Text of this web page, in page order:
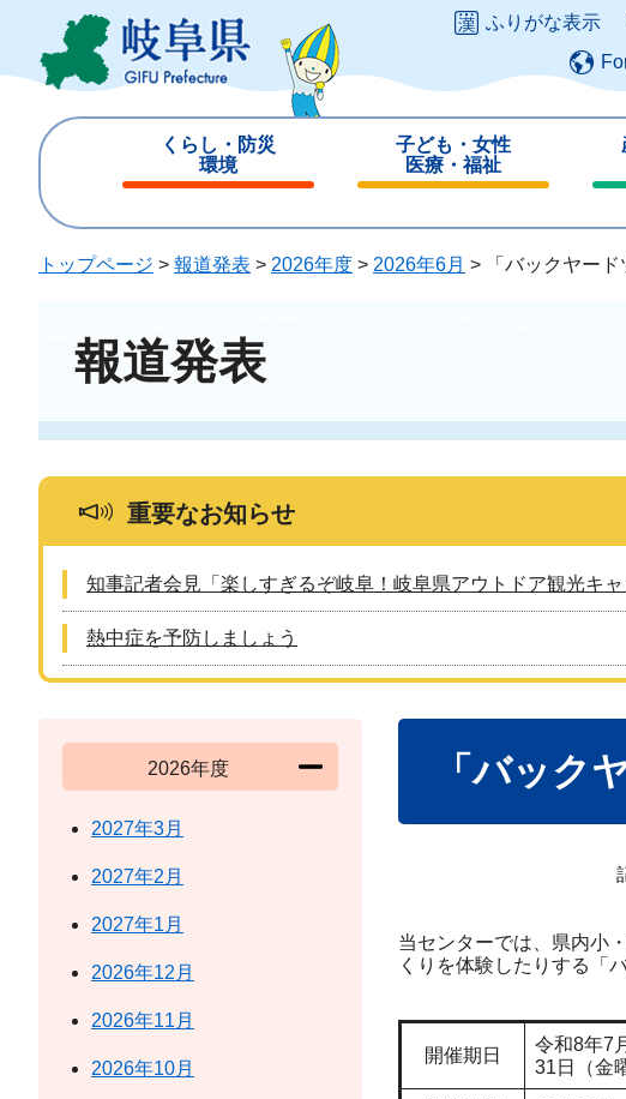
ジ
ュ
ふりがな表示
くらし・防災
環境
じ
子ども・女性
医療・福祉
じ
る
じ
る
トップページ > 報道発表 > 2026年度 > 2026年6月 > 「バックヤー
報道発表
重要なお知らせ
知事記者会見「楽しすぎるぞ岐阜！岐阜県アウトドア観光キ
熱中症を予防しましょう
「バック
当センターでは、県内小
くりを体験したりする「
開催期日
令和8年7
31日（金
2026年度
2027年3月
2027年2月
2027年1月
2026年12月
2026年11月
2026年10月